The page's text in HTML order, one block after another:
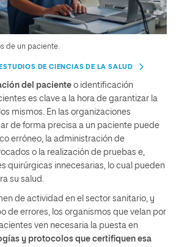
de un paciente.
DE CIENCIAS DE LA SALUD
del paciente o identificación
es clave a la hora de garantizar la
mismos. En las organizaciones
de forma precisa a un paciente puede
erróneo, la administración de
o la realización de pruebas e,
quirúrgicas innecesarias, lo cual pueden
su salud.
de actividad en el sector sanitario, y
de errores, los organismos que velan por
ven necesaria la puesta en
y protocolos que certifiquen esa